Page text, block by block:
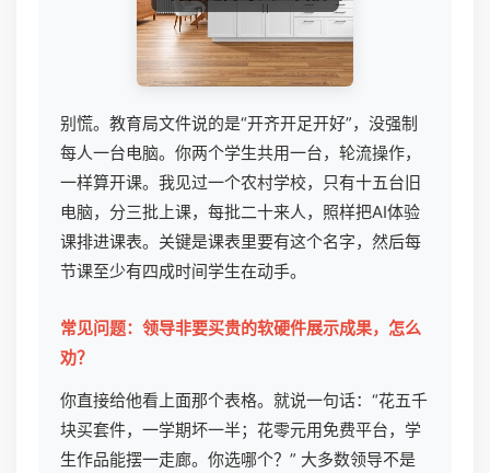
别慌。教育局文件说的是“开齐开足开好”，没强制
每人一台电脑。你两个学生共用一台，轮流操作，
一样算开课。我见过一个农村学校，只有十五台旧
电脑，分三批上课，每批二十来人，照样把AI体验
课排进课表。关键是课表里要有这个名字，然后每
节课至少有四成时间学生在动手。
常见问题：领导非要买贵的软硬件展示成果，怎么
劝？
你直接给他看上面那个表格。就说一句话：“花五千
块买套件，一学期坏一半；花零元用免费平台，学
生作品能摆一走廊。你选哪个？” 大多数领导不是